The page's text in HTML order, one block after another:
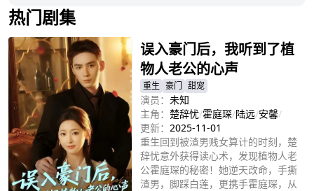
热门剧集
误入豪门后，我听到了植
物人老公的心声
重生 豪门 甜宠
演员： 未知
主角： 楚辞忧/霍庭琛/陆远/安馨/
更新： 2025-11-01
重生回到被渣男贱女算计的时刻，楚
辞忧意外获得读心术，发现植物人老
公霍庭琛的秘密！她逆天改命，手撕
渣男，脚踩白莲，更携手霍庭琛，从